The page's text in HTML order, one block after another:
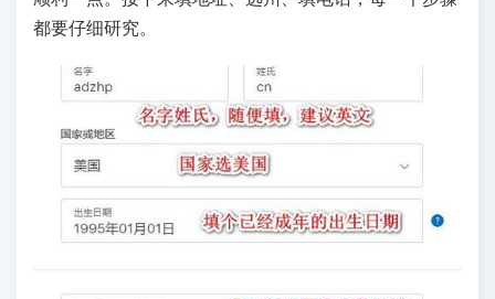
都要仔细研究。